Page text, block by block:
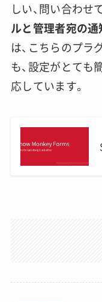
しい、問い合わせ
ルと管理者宛の
は、こちらのプラ
も、設定がとても
応しています。